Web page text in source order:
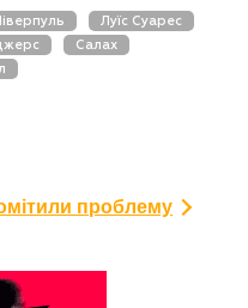
Луїс Суарес
Салах
проблему